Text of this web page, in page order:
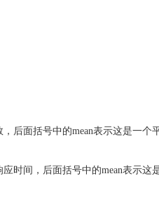
面括号中的mean表示这是一个
间，后面括号中的mean表示这